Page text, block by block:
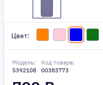
Цвет:
Модель:
5392108
Код товара:
00383773